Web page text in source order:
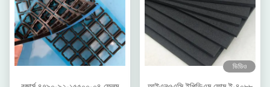
ভিডিও